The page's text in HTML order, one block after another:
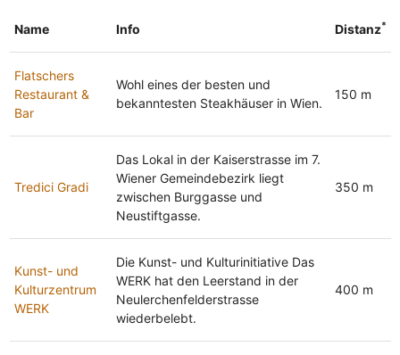
Name Info Distanz*
Flatschers
Restaurant &
Bar
Wohl eines der besten und
bekanntesten Steakhäuser in Wien.
150 m
Tredici Gradi
Das Lokal in der Kaiserstrasse im 7.
Wiener Gemeindebezirk liegt
zwischen Burggasse und
Neustiftgasse.
350 m
Kunst- und
Kulturzentrum
WERK
Die Kunst- und Kulturinitiative Das
WERK hat den Leerstand in der
Neulerchenfelderstrasse
wiederbelebt.
400 m